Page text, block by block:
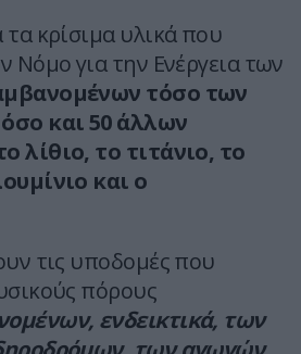
κρίσιμα υλικά που
Νόμο για την Ενέργεια των
τόσο των
και 50 άλλων
λίθιο, το τιτάνιο, το
και ο
τις υποδομές που
πόρους
ενδεικτικά, των